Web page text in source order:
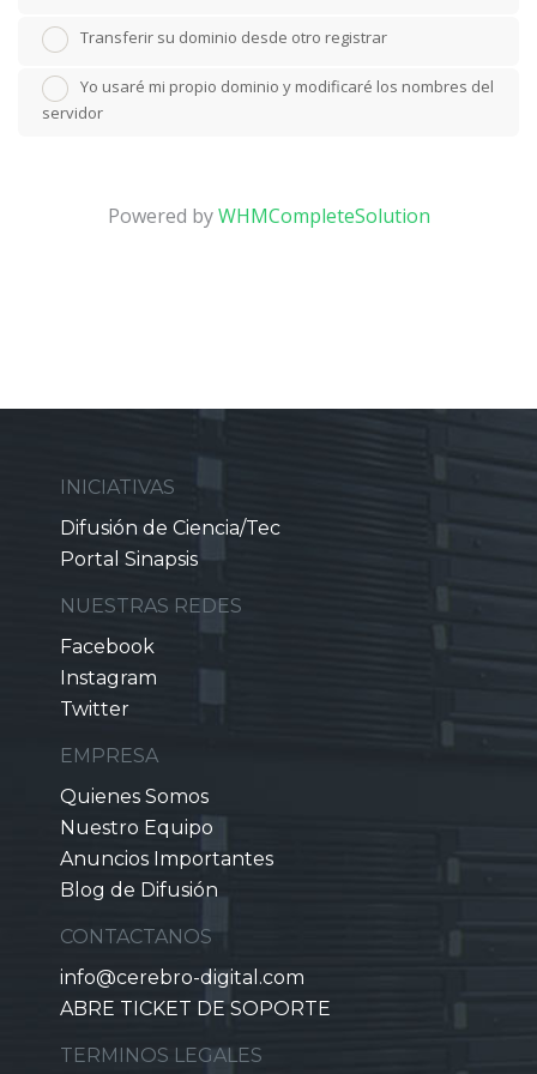
Transferir su dominio desde otro registrar
Yo usaré mi propio dominio y modificaré los nombres del
servidor
Powered byWHMCompleteSolution
INICIATIVAS
Difusión de Ciencia/Tec
Portal Sinapsis
NUESTRAS REDES
Facebook
Instagram
Twitter
EMPRESA
Quienes Somos
Nuestro Equipo
Anuncios Importantes
Blog de Difusión
CONTACTANOS
info@cerebro-digital.com
ABRE TICKET DE SOPORTE
TERMINOS LEGALES